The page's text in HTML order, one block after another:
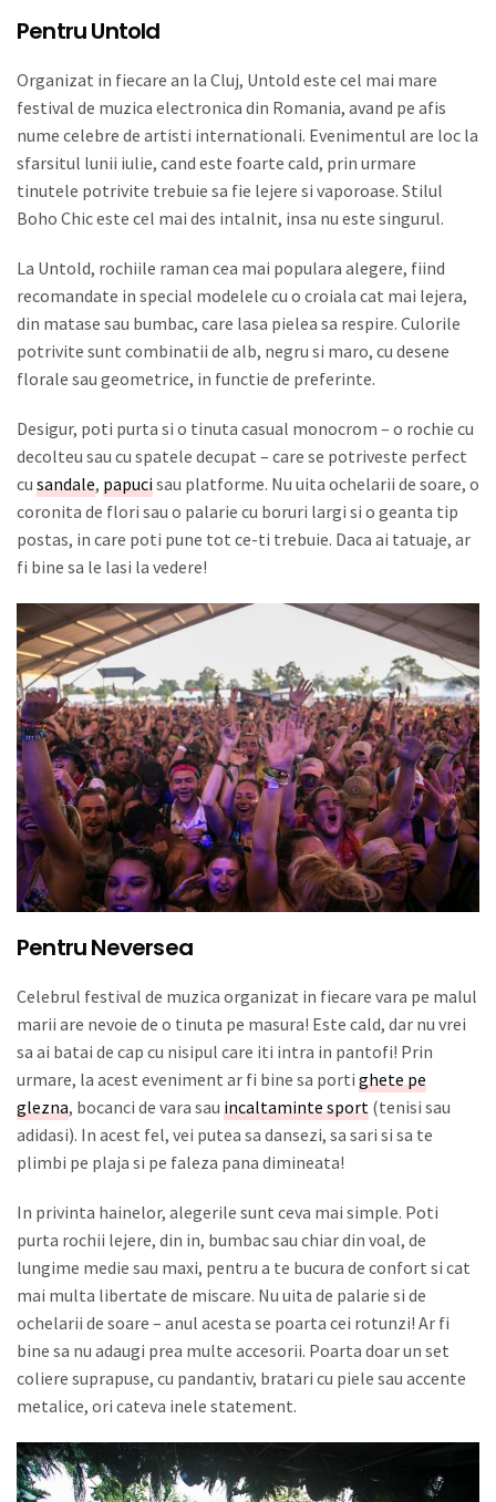
Pentru Untold
Organizat in fiecare an la Cluj, Untold este cel mai mare
festival de muzica electronica din Romania, avand pe afis
nume celebre de artisti internationali. Evenimentul are loc la
sfarsitul lunii iulie, cand este foarte cald, prin urmare
tinutele potrivite trebuie sa fie lejere si vaporoase. Stilul
Boho Chic este cel mai des intalnit, insa nu este singurul.
La Untold, rochiile raman cea mai populara alegere, fiind
recomandate in special modelele cu o croiala cat mai lejera,
din matase sau bumbac, care lasa pielea sa respire. Culorile
potrivite sunt combinatii de alb, negru si maro, cu desene
florale sau geometrice, in functie de preferinte.
Desigur, poti purta si o tinuta casual monocrom – o rochie cu
decolteu sau cu spatele decupat – care se potriveste perfect
cu sandale, papucisau platforme. Nu uita ochelarii de soare, o
coronita de flori sau o palarie cu boruri largi si o geanta tip
postas, in care poti pune tot ce-ti trebuie. Daca ai tatuaje, ar
fi bine sa le lasi la vedere!
Pentru Neversea
Celebrul festival de muzica organizat in fiecare vara pe malul
marii are nevoie de o tinuta pe masura! Este cald, dar nu vrei
sa ai batai de cap cu nisipul care iti intra in pantofi! Prin
urmare, la acest eveniment ar fi bine sa porti ghete pe
glezna, bocanci de vara sau incaltaminte sport (tenisi sau
adidasi). In acest fel, vei putea sa dansezi, sa sari si sa te
plimbi pe plaja si pe faleza pana dimineata!
In privinta hainelor, alegerile sunt ceva mai simple. Poti
purta rochii lejere, din in, bumbac sau chiar din voal, de
lungime medie sau maxi, pentru a te bucura de confort si cat
mai multa libertate de miscare. Nu uita de palarie si de
ochelarii de soare – anul acesta se poarta cei rotunzi! Ar fi
bine sa nu adaugi prea multe accesorii. Poarta doar un set
coliere suprapuse, cu pandantiv, bratari cu piele sau accente
metalice, ori cateva inele statement.